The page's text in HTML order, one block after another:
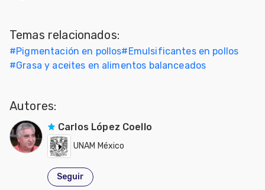
Temas relacionados:
#Pigmentación en pollos#Emulsificantes en pollos
#Grasa y aceites en alimentos balanceados
Autores:
Carlos López Coello
UNAM México
Seguir